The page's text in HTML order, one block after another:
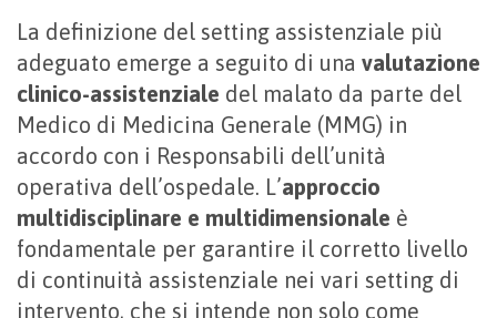
La definizione del setting assistenziale più
adeguato emerge a seguito di una valutazione
clinico-assistenziale del malato da parte del
Medico di Medicina Generale (MMG) in
accordo con i Responsabili dell’unità
operativa dell’ospedale. L’approccio
multidisciplinare e multidimensionale è
fondamentale per garantire il corretto livello
di continuità assistenziale nei vari setting di
intervento, che si intende non solo come